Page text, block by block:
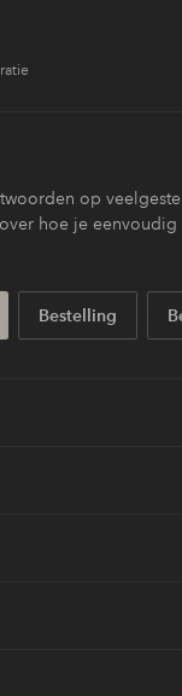
op
hoe je eenvoudig
Bestelling